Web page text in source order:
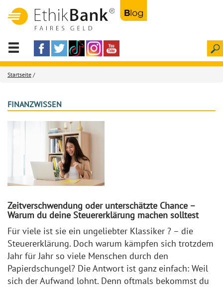
Startseite /
FINANZWISSEN
Zeitverschwendung oder unterschätzte Chance –
Warum du deine Steuererklärung machen solltest
Für viele ist sie ein ungeliebter Klassiker ? – die
Steuererklärung. Doch warum kämpfen sich trotzdem
Jahr für Jahr so viele Menschen durch den
Papierdschungel? Die Antwort ist ganz einfach: Weil
sich der Aufwand lohnt. Denn oftmals bekommst du